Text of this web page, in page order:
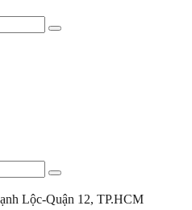
Lộc-Quận 12, TP.HCM